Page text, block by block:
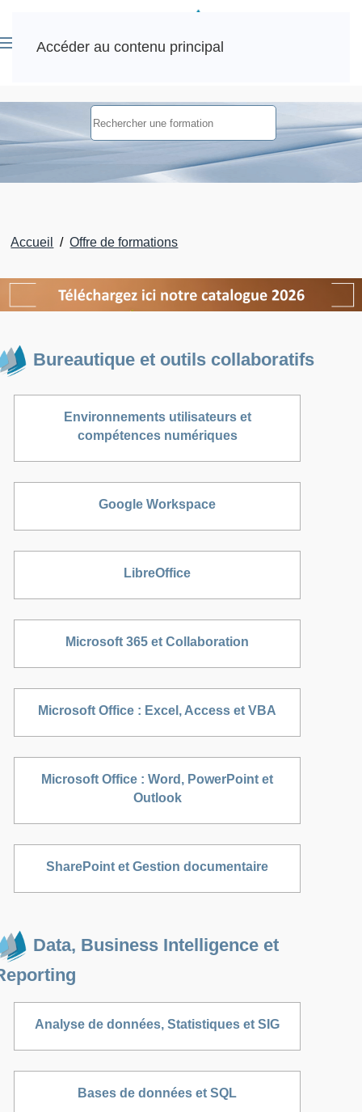
Accéder au contenu principal
Accueil Offre de formations
Bureautique et outils collaboratifs
Environnements utilisateurs et
compétences numériques
Google Workspace
LibreOffice
Microsoft 365 et Collaboration
Microsoft Office : Excel, Access et VBA
Microsoft Office : Word, PowerPoint et
Outlook
SharePoint et Gestion documentaire
Data, Business Intelligence et
Analyse de données, Statistiques et SIG
Bases de données et SQL